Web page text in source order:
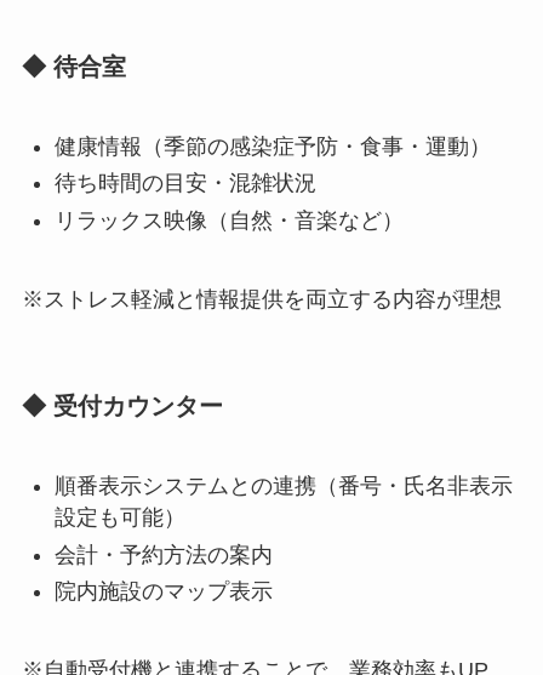
◆ 待合室
健康情報（季節の感染症予防・食事・運動）
待ち時間の目安・混雑状況
リラックス映像（自然・音楽など）
※ストレス軽減と情報提供を両立する内容が理想
◆ 受付カウンター
順番表示システムとの連携（番号・氏名非表示
設定も可能）
会計・予約方法の案内
院内施設のマップ表示